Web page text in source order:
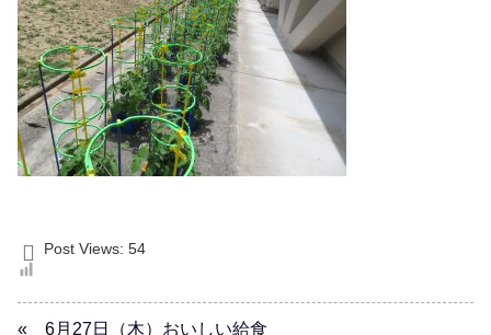
Post Views: 54
« 6月27日（木）おいしい給食